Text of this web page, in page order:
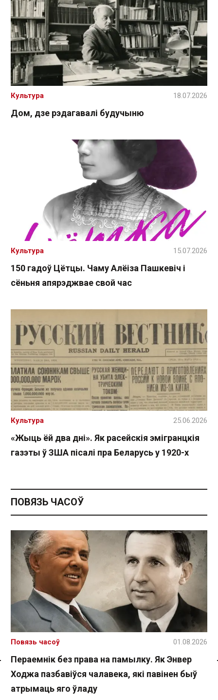
Спасылка без VPN
Дом, дзе рэдагавалі будучыню
Культура 18.07.2026
150 гадоў Цётцы. Чаму Алёіза Пашкевіч і
сёньня апярэджвае свой час
Культура 15.07.2026
«Жыць ёй два дні». Як расейскія эмігранцкія
газэты ў ЗША пісалі пра Беларусь у 1920-х
Культура 25.06.2026
ПОВЯЗЬ ЧАСОЎ
Пераемнік без права на памылку. Як Энвер
Ходжа пазбавіўся чалавека, які павінен быў
атрымаць яго ўладу
Повязь часоў 01.08.2026